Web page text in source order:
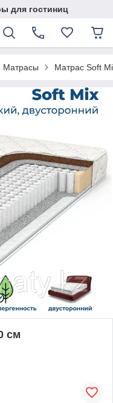
для гостиниц
Матрасы Матрас Soft
см